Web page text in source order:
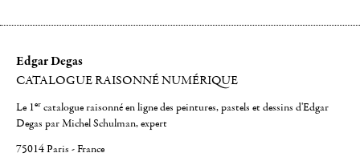
Edgar Degas
CATALOGUE RAISONNÉ NUMÉRIQUE
Le 1er catalogue raisonné en ligne des peintures, pastels et dessins d'Edgar
Degas par Michel Schulman, expert
75014 Paris - France